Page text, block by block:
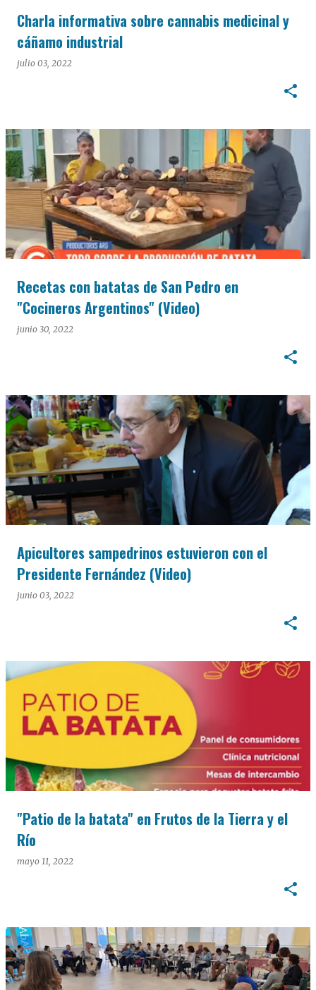
Charla informativa sobre cannabis medicinal y
cáñamo industrial
julio 03, 2022
Recetas con batatas de San Pedro en
"Cocineros Argentinos" (Video)
junio 30, 2022
Apicultores sampedrinos estuvieron con el
Presidente Fernández (Video)
junio 03, 2022
"Patio de la batata" en Frutos de la Tierra y el
Río
mayo 11, 2022